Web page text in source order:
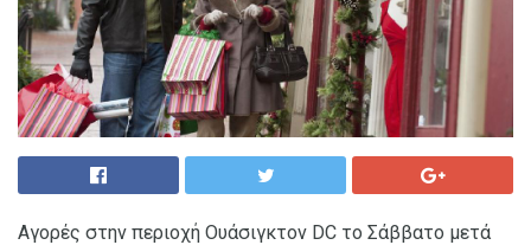
Αγορές στην περιοχή Ουάσιγκτον DC το Σάββατο μετά